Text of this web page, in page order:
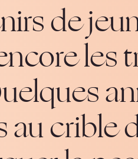
de
les
au crible